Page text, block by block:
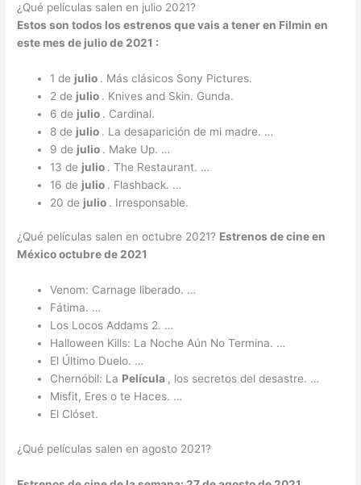
¿Qué películas salen en julio 2021?
Estos son todos los estrenos que vais a tener en Filmin en
este mes de juliode 2021 :
1 de julio . Más clásicos Sony Pictures.
2 de julio . Knives and Skin. Gunda.
6 de julio . Cardinal.
8 de julio . La desaparición de mi madre. …
9 de julio . Make Up. …
13 de julio . The Restaurant. …
16 de julio . Flashback. …
20 de julio . Irresponsable.
¿Qué películas salen en octubre 2021? Estrenos de cine en
México octubrede2021
Venom: Carnage liberado. …
Fátima. …
Los Locos Addams 2. …
Halloween Kills: La Noche Aún No Termina. …
El Último Duelo. …
Chernóbil: La Película , los secretos del desastre. …
Misfit, Eres o te Haces. …
El Clóset.
¿Qué películas salen en agosto 2021?